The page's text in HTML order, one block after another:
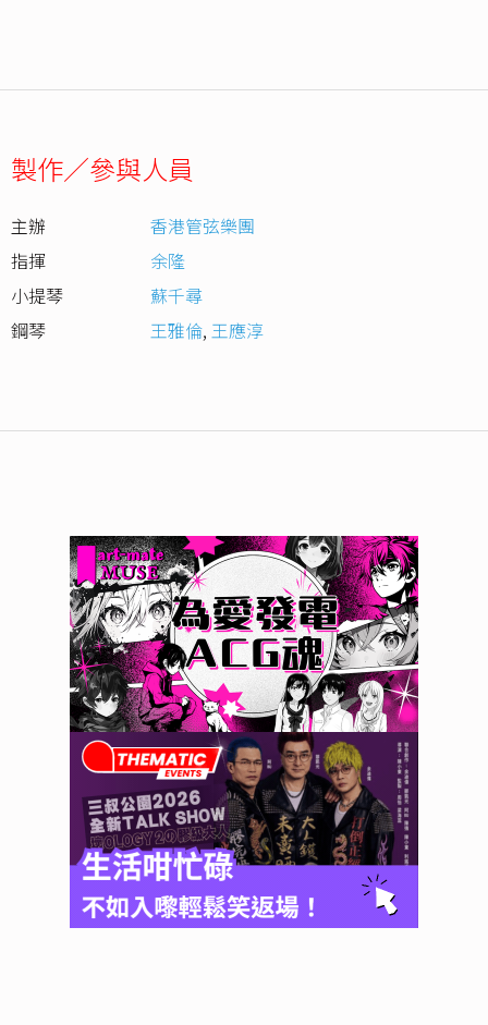
製作／參與人員
主辦
香港管弦樂團
指揮
余隆
小提琴
蘇千尋
鋼琴
王雅倫,王應淳